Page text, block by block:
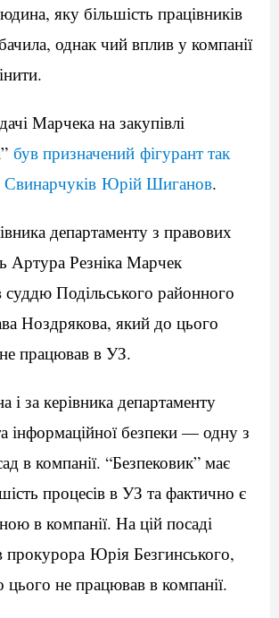
яку більшість працівників
однак чий вплив у компанії
Марчека на закупівлі
був призначений фігурант так
Свинарчуків Юрій Шиганов.
департаменту з правових
Артура Резніка Марчек
суддю Подільського районного
Ноздрякова, який до цього
працював в УЗ.
і за керівника департаменту
інформаційної безпеки — одну з
в компанії. “Безпековик” має
процесів в УЗ та фактично є
в компанії. На цій посаді
Юрія Безгинського,
цього не працював в компанії.